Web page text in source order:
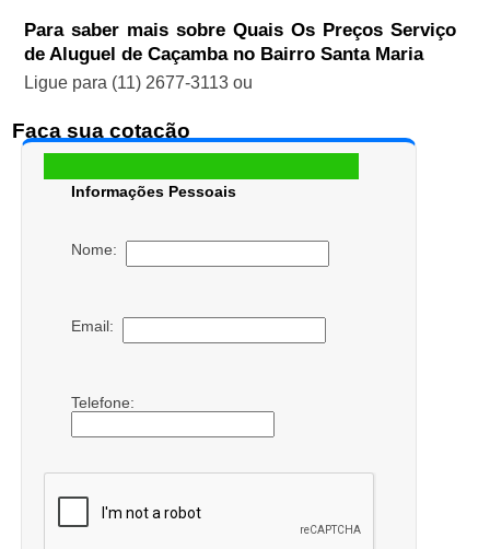
Para saber mais sobre Quais Os Preços Serviço
de Aluguel de Caçamba no Bairro Santa Maria
Ligue para (11) 2677-3113ou
Faça sua cotação
Informações Pessoais
Nome:
Email:
Telefone: